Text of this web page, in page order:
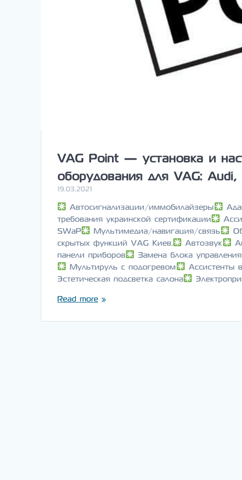
VAG Point — установка и
оборудования для VAG:
19.03.2021
Автосигнализации/иммобилайзеры
требования украинской сертификации
SWaP
Мультимедиа/навигация/связь
скрытых функций VAG Киев.
Автозвук
панели приборов
Замена блока
Мультируль с подогревом
Ассистенты
Эстетическая подсветка салона
Read more